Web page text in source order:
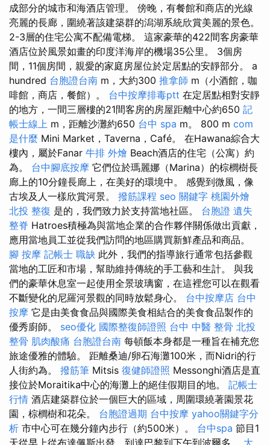
成部分的城市和海酒店管理。 傍晚，有餐館和商店的光線
亮麗的長廊，圍繞著該建築群的潟湖系統欣賞美麗的景色。
2-3層的住宅公寓不配備電梯。 這家豪華的422間客房豪華
酒店位於風景如畫的印度洋海岸的機場35公里。 3個房
間，11個房間，親愛的家庭房屋位於定居點的安靜部分。 a
hundred 台胞證台南 m，大約300 推拿師 m（小酒館，咖
啡館，商店，餐館）。 台中按摩排毒ptt 在定居點​​相對安靜
的地方，一間三層樓的21間客房的房屋距離中心約650 記
帳士線上 m，距離沙灘約650 台中 spa m。 800 m com
是什麼 Mini Market，Taverna，Café。 在Hawana綜合大
樓內，屬於Fanar 牛排 外燴 Beach酒店的住宅（公寓）約
為。 台中腳底按摩 它們位於瑪麗娜（Marina）的棕櫚樹長
廊上的10分鐘長廊上，在美好的環境中。 感覺到微風，像
古埃及人一樣欣賞河景。 撥筋課程 seo 關鍵字 桃園外燴
北投 整復 是的，我們致力於支持當地社區。 台胞證 遺失
整脊 Hatroes積極為與當地企業的合作夥伴關係做出貢獻，
應用當地員工並從我們訪問的地區購買新鮮產品和商品。
腳 按摩 記帳士 職缺 此外，我們的指導旅行通常包括參觀
當地的工匠和市場，幫助維持傳統的手工藝和生計。 與我
們的豪華休息室一起使用全景玻璃窗，在這裡您可以在觀看
不斷變化的尼羅河景觀的同時放鬆身心。 台中按摩店 台中
按摩 它是由美食食品與國際美食相結合的美食食品製作的
優秀廚師。 seo優化 國際整復師證照 台中 中醫 整骨 北投
整骨 肌肉酸痛 台胞證台南 每頓飯本身都是一種旨在補充您
旅途優雅的體驗。 距離桑迪/卵石海灘100米，而Nidri的行
人街約為。 撥筋筆 Mitsis 復健師證照 Messonghi酒店是直
接位於Moraitika中心的海灘上的絕佳假期目的地。 記帳士
行情 酒店建築群位於一個巨大的區域，周圍環繞著園景花
園，棕櫚樹和花朵。 台胞證過期 台中按摩 yahoo關鍵字分
析 市中心可在幾分鐘內步行（約500米）。 台中spa 節目1
天從早上從布達佩斯出發，到達巴黎到下午到波爾多。 大